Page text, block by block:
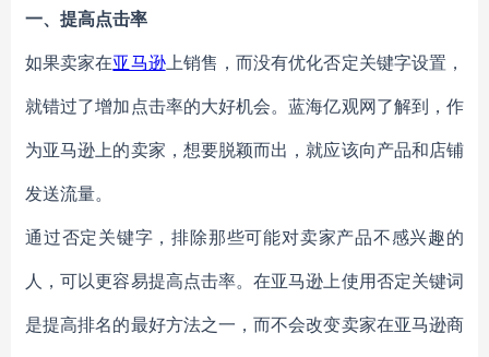
一、 提高点击率
如果卖家在亚马逊上销售，而没有优化否定关键字设置，
就错过了增加点击率的大好机会。蓝海亿观网了解到，作
为亚马逊上的卖家，想要脱颖而出，就应该向产品和店铺
发送流量。
通过否定关键字，排除那些可能对卖家产品不感兴趣的
人，可以更容易提高点击率。在亚马逊上使用否定关键词
是提高排名的最好方法之一，而不会改变卖家在亚马逊商